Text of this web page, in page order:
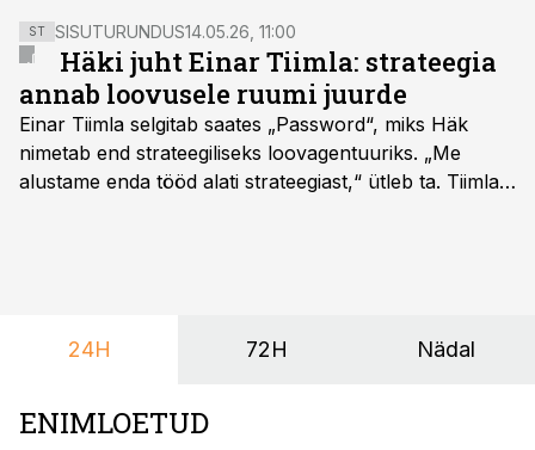
ST SISUTURUNDUS14.05.26, 11:00
Häki juht Einar Tiimla: strateegia
annab loovusele ruumi juurde
Einar Tiimla selgitab saates „Password“, miks Häk
nimetab end strateegiliseks loovagentuuriks. „Me
alustame enda tööd alati strateegiast,“ ütleb ta. Tiimla
24H 72H Nädal
ENIMLOETUD